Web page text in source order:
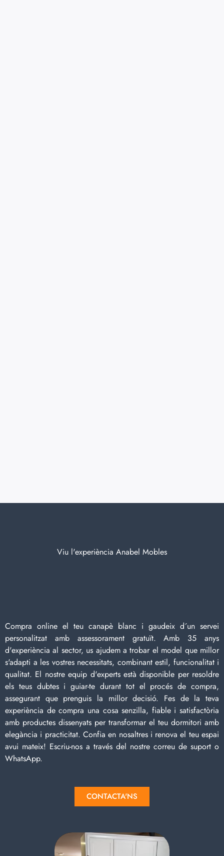
Viu l'experiència Anabel Mobles
Compra online el teu canapè blanc i gaudeix d´un servei
personalitzat amb assessorament gratuït. Amb 35 anys
d'experiència al sector, us ajudem a trobar el model que millor
s'adapti a les vostres necessitats, combinant estil, funcionalitat i
qualitat. El nostre equip d'experts està disponible per resoldre
els teus dubtes i guiar-te durant tot el procés de compra,
assegurant que prenguis la millor decisió. Fes de la teva
experiència de compra una cosa senzilla, fiable i satisfactòria
amb productes dissenyats per transformar el teu dormitori amb
elegància i practicitat. Confia en nosaltres i renova el teu espai
avui mateix! Escriu-nos a través del nostre correu de suport o
WhatsApp.
CONTACTA'NS